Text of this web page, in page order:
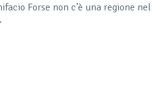
Forse non c’è una regione nel